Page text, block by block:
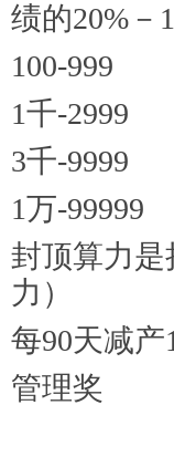
绩的20%－
100-999
1千-2999
3千-9999
1万-99999
封顶算力是
力）
每90天减产
管理奖